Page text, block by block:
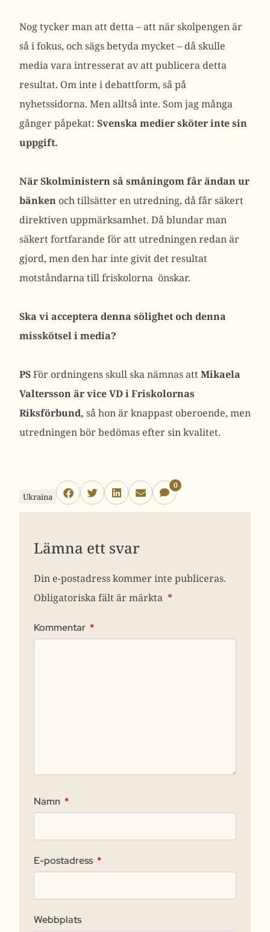
Nog tycker man att detta – att när skolpengen är
så i fokus, och sägs betyda mycket – då skulle
media vara intresserat av att publicera detta
resultat. Om inte i debattform, så på
nyhetssidorna. Men alltså inte. Som jag många
gånger påpekat: Svenska medier sköter inte sin
uppgift.
När Skolministern så småningom får ändan ur
bänken och tillsätter en utredning, då får säkert
direktiven uppmärksamhet. Då blundar man
säkert fortfarande för att utredningen redan är
gjord, men den har inte givit det resultat
motståndarna till friskolorna önskar.
Ska vi acceptera denna sölighet och denna
misskötsel i media?
PSFör ordningens skull ska nämnas attMikaela
Valtersson är vice VD i Friskolornas
Riksförbund, så hon är knappast oberoende, men
utredningen bör bedömas efter sin kvalitet.
Ukraina
0
Lämna ett svar
Din e-postadress kommer inte publiceras.
Obligatoriska fält är märkta *
Kommentar *
Namn *
E-postadress *
Webbplats